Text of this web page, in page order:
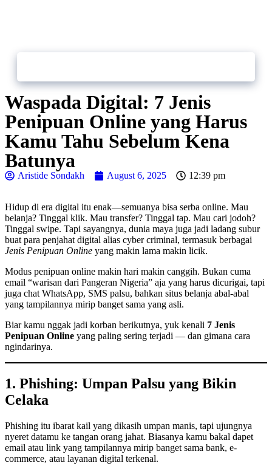
Waspada Digital: 7 Jenis
Penipuan Online yang Harus
Kamu Tahu Sebelum Kena
Batunya
Aristide Sondakh August 6, 2025 12:39 pm
Hidup di era digital itu enak—semuanya bisa serba online. Mau
belanja? Tinggal klik. Mau transfer? Tinggal tap. Mau cari jodoh?
Tinggal swipe. Tapi sayangnya, dunia maya juga jadi ladang subur
buat para penjahat digital alias cyber criminal, termasuk berbagai
Jenis Penipuan Online yang makin lama makin licik.
Modus penipuan online makin hari makin canggih. Bukan cuma
email “warisan dari Pangeran Nigeria” aja yang harus dicurigai, tapi
juga chat WhatsApp, SMS palsu, bahkan situs belanja abal-abal
yang tampilannya mirip banget sama yang asli.
Biar kamu nggak jadi korban berikutnya, yuk kenali 7 Jenis
Penipuan Online yang paling sering terjadi — dan gimana cara
ngindarinya.
1. Phishing: Umpan Palsu yang Bikin
Celaka
Phishing itu ibarat kail yang dikasih umpan manis, tapi ujungnya
nyeret datamu ke tangan orang jahat. Biasanya kamu bakal dapet
email atau link yang tampilannya mirip banget sama bank, e-
commerce, atau layanan digital terkenal.